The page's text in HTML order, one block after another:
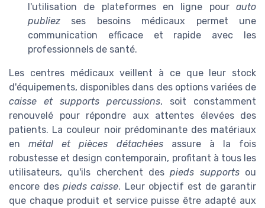
l'utilisation de plateformes en ligne pour auto
publiez ses besoins médicaux permet une
communication efficace et rapide avec les
professionnels de santé.
Les centres médicaux veillent à ce que leur stock
d'équipements, disponibles dans des options variées de
caisse et supports percussions, soit constamment
renouvelé pour répondre aux attentes élevées des
patients. La couleur noir prédominante des matériaux
enmétal et pièces détachéesassure à la fois
robustesse et design contemporain, profitant à tous les
utilisateurs, qu'ils cherchent despieds supportsou
encore despieds caisse. Leur objectif est de garantir
que chaque produit et service puisse être adapté aux